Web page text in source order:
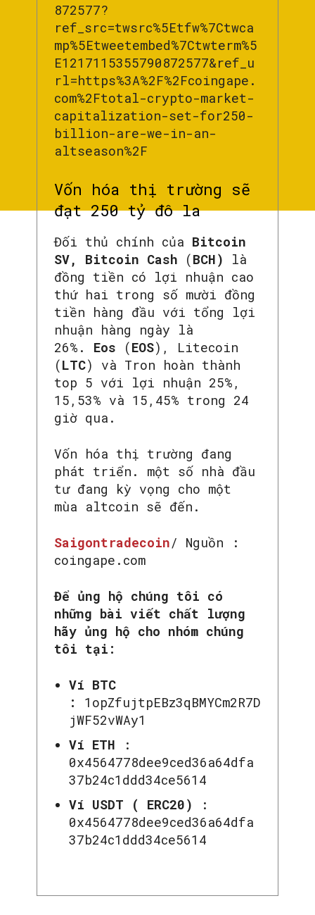
872577?
ref_src=twsrc%5Etfw%7Ctwca
mp%5Etweetembed%7Ctwterm%5
E1217115355790872577&ref_u
rl=https%3A%2F%2Fcoingape.
com%2Ftotal-crypto-market-
capitalization-set-for250-
billion-are-we-in-an-
altseason%2F
Vốn hóa thị trường sẽ
đạt 250 tỷ đô la
Đối thủ chính của Bitcoin
SV, Bitcoin Cash (BCH) là
đồng tiền có lợi nhuận cao
thứ hai trong số mười đồng
tiền hàng đầu với tổng lợi
nhuận hàng ngày là
26%. Eos (EOS), Litecoin
(LTC) và Tron hoàn thành
top 5 với lợi nhuận 25%,
15,53% và 15,45% trong 24
giờ qua.
Vốn hóa thị trường đang
phát triển. một số nhà đầu
tư đang kỳ vọng cho một
mùa altcoin sẽ đến.
Saigontradecoin/ Nguồn :
coingape.com
Để ủng hộ chúng tôi có
những bài viết chất lượng
hãy ủng hộ cho nhóm chúng
tôi tại:
Ví BTC
: 1opZfujtpEBz3qBMYCm2R7D
jWF52vWAy1
Ví ETH :
0x4564778dee9ced36a64dfa
37b24c1ddd34ce5614
Ví USDT ( ERC20) :
0x4564778dee9ced36a64dfa
37b24c1ddd34ce5614